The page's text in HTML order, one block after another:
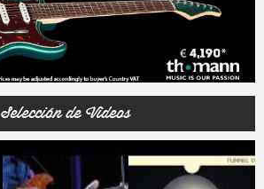
Selección de Videos